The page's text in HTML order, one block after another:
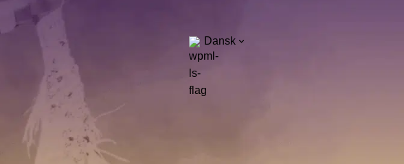
🌟❤️🤍❤️
🌟❤️🤍❤️
Dansk
Kategorier